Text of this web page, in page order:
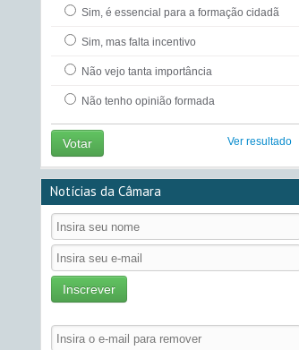
Sim, é essencial para a formação cidadã
Sim, mas falta incentivo
Não vejo tanta importância
Não tenho opinião formada
Votar Ver resultado
Notícias da Câmara
Inscrever